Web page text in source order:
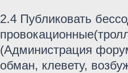
2.4 Публиковать
(Администрация
обман, клевету,